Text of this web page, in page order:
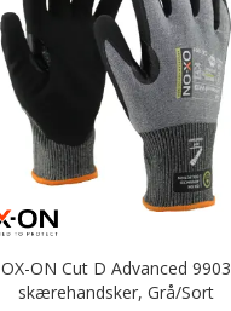
OX-ON Cut D Advanced 9903
skærehandsker, Grå/Sort